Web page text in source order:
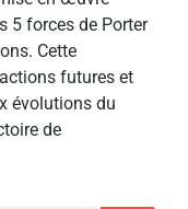
5 forces de Porter
Cette
futures et
évolutions du
de